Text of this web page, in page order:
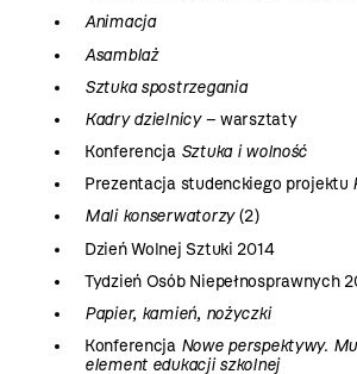
Animacja
Asamblaż
Sztuka spostrzegania
Kadry dzielnicy– warsztaty
Konferencja Sztuka i wolność
Prezentacja studenckiego projektu
Mali konserwatorzy(2)
Dzień Wolnej Sztuki 2014
Tydzień Osób Niepełnosprawnych
Papier, kamień, nożyczki
Konferencja Nowe perspektywy.
element edukacji szkolnej